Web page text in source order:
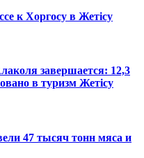
к Хоргосу в Жетісу
завершается: 12,3
в туризм Жетісу
47 тысяч тонн мяса и